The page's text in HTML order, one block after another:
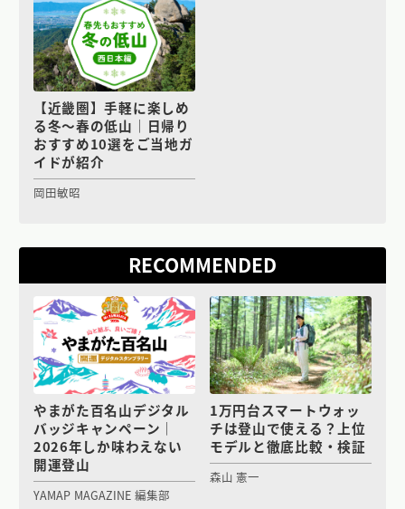
【近畿圏】手軽に楽しめ
る冬〜春の低山｜日帰り
おすすめ10選をご当地ガ
イドが紹介
岡田敏昭
RECOMMENDED
やまがた百名山デジタル
バッジキャンペーン｜
2026年しか味わえない
開運登山
YAMAP MAGAZINE 編集部
1万円台スマートウォッ
チは登山で使える？上位
モデルと徹底比較・検証
森山 憲一